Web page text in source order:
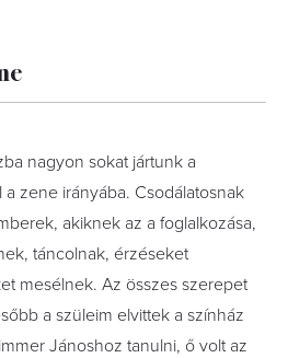
nagyon sokat jártunk a
zene irányába. ­Csodálatosnak
akiknek az a foglalkozása,
táncolnak, érzéseket
mesélnek. Az összes szerepet
a szüleim elvittek a színház
­Jánoshoz tanulni, ő volt az